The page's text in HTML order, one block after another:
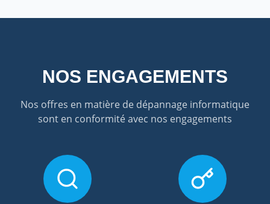
NOS ENGAGEMENTS
Nos offres en matière de dépannage informatique
sont en conformité avec nos engagements